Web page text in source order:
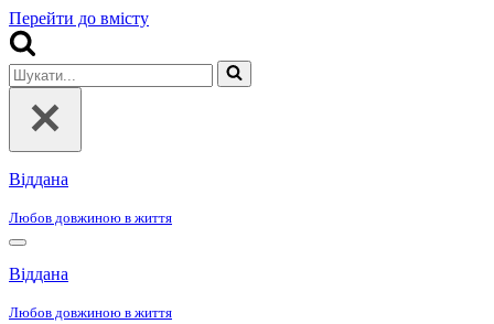
Перейти до вмісту
Шукати...
Віддана
Любов довжиною в життя
Меню
навігації
Віддана
Любов довжиною в життя